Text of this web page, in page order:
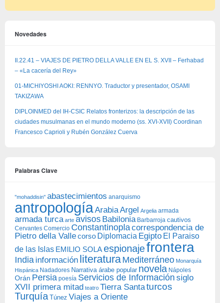
Novedades
II.22.41 – VIAJES DE PIETRO DELLA VALLE EN EL S. XVII – Ferhabad
– «La cacería del Rey»
01-MICHIYOSHI AOKI: RENNYO. Traductor y presentador, OSAMI
TAKIZAWA
DIPLOINMED del IH-CSIC Relatos fronterizos: la descripción de las
ciudades musulmanas en el mundo moderno (ss. XVI-XVII) Coordinan
Francesco Caprioli y Rubén González Cuerva
Palabras Clave
"mohaddisin" abastecimientos anarquismo
antropología ArabiaArgel Argelia armada
armada turca arte avisos Babilonia Barbarroja cautivos
Cervantes Comercio Constantinopla correspondencia de
Pietro della Vallecorso Diplomacia Egipto El Paraiso
de las Islas EMILIO SOLAespionajefrontera
India información literatura Mediterráneo Monarquía
Hispánica Nadadores Narrativa árabe popular novela Nápoles
Orán Persia poesía Servicios de Información siglo
XVII primera mitad teatro Tierra Santaturcos
Turquía Túnez Viajes a Oriente